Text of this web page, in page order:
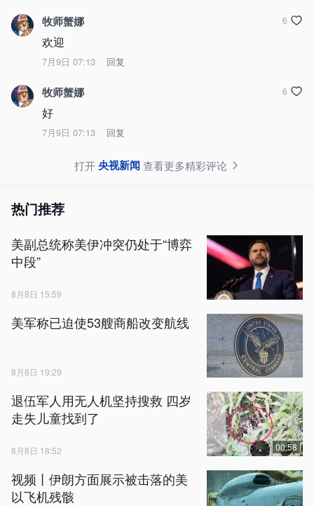
牧师蟹娜
欢迎
7月9日 07:13 回复
6
牧师蟹娜
好
7月9日 07:13 回复
6
打开央视新闻查看更多精彩评论
热门推荐
美副总统称美伊冲突仍处于“博弈
中段”
8月8日 15:59
美军称已迫使53艘商船改变航线
8月8日 19:29
退伍军人用无人机坚持搜救 四岁
走失儿童找到了
8月8日 18:52 00:58
视频丨伊朗方面展示被击落的美
以飞机残骸